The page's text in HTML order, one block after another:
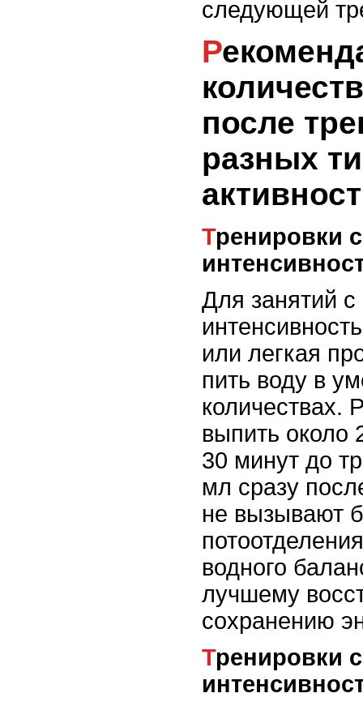
следующей
Рекомендации по
после
разных
Тренировки с низкой
Для занятий с
или легкая
пить воду в
количествах.
выпить около
30 минут до
мл сразу
не вызывают
водного
лучшему
сохранению
Тренировки с высокой